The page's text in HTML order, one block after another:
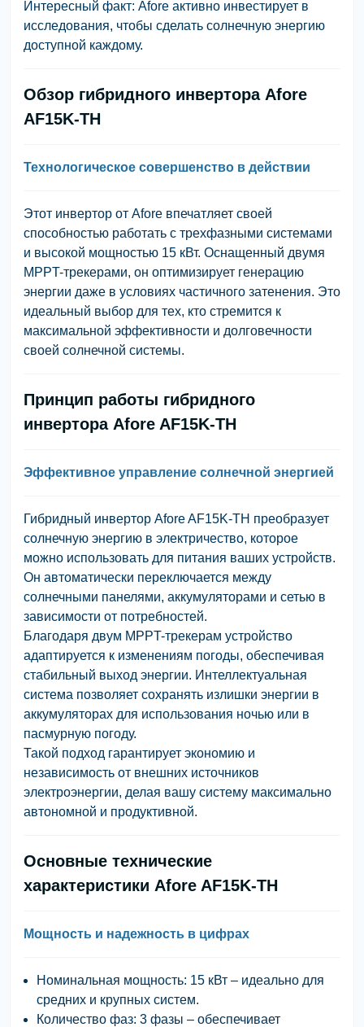
Интересный факт: Afore активно инвестирует в
исследования, чтобы сделать солнечную энергию
доступной каждому.
Обзор гибридного инвертора Afore
AF15K-TH
Технологическое совершенство в действии
Этот инвертор от Afore впечатляет своей
способностью работать с трехфазными системами
и высокой мощностью 15 кВт. Оснащенный двумя
MPPT-трекерами, он оптимизирует генерацию
энергии даже в условиях частичного затенения. Это
идеальный выбор для тех, кто стремится к
максимальной эффективности и долговечности
своей солнечной системы.
Принцип работы гибридного
инвертора Afore AF15K-TH
Эффективное управление солнечной энергией
Гибридный инвертор Afore AF15K-TH преобразует
солнечную энергию в электричество, которое
можно использовать для питания ваших устройств.
Он автоматически переключается между
солнечными панелями, аккумуляторами и сетью в
зависимости от потребностей.
Благодаря двум MPPT-трекерам устройство
адаптируется к изменениям погоды, обеспечивая
стабильный выход энергии. Интеллектуальная
система позволяет сохранять излишки энергии в
аккумуляторах для использования ночью или в
пасмурную погоду.
Такой подход гарантирует экономию и
независимость от внешних источников
электроэнергии, делая вашу систему максимально
автономной и продуктивной.
Основные технические
характеристики Afore AF15K-TH
Мощность и надежность в цифрах
Номинальная мощность: 15 кВт – идеально для
средних и крупных систем.
Количество фаз: 3 фазы – обеспечивает